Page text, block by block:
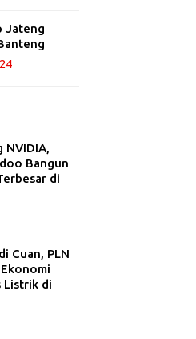
Jateng
NVIDIA,
Bangun
di
Cuan, PLN
Listrik di